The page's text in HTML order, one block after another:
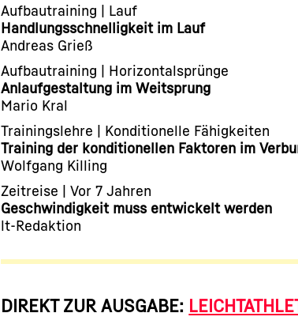
Aufbautraining | Lauf
Handlungsschnelligkeit im Lauf
Andreas Grieß
Aufbautraining | Horizontalsprünge
Anlaufgestaltung im Weitsprung
Mario Kral
Trainingslehre | Konditionelle Fähigkeiten
Training der konditionellen Faktoren im
Wolfgang Killing
Zeitreise | Vor 7 Jahren
Geschwindigkeit muss entwickelt werden
lt-Redaktion
DIREKT ZUR AUSGABE: